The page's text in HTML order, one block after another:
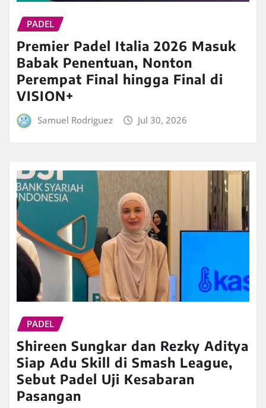
PADEL
Premier Padel Italia 2026 Masuk
Babak Penentuan, Nonton
Perempat Final hingga Final di
VISION+
Samuel Rodriguez Jul 30, 2026
PADEL
Shireen Sungkar dan Rezky Aditya
Siap Adu Skill di Smash League,
Sebut Padel Uji Kesabaran
Pasangan